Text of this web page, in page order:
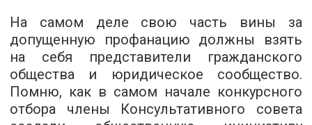
На самом деле свою часть вины за
допущенную профанацию должны взять
на себя представители гражданского
общества и юридическое сообщество.
Помню, как в самом начале конкурсного
отбора члены Консультативного совета